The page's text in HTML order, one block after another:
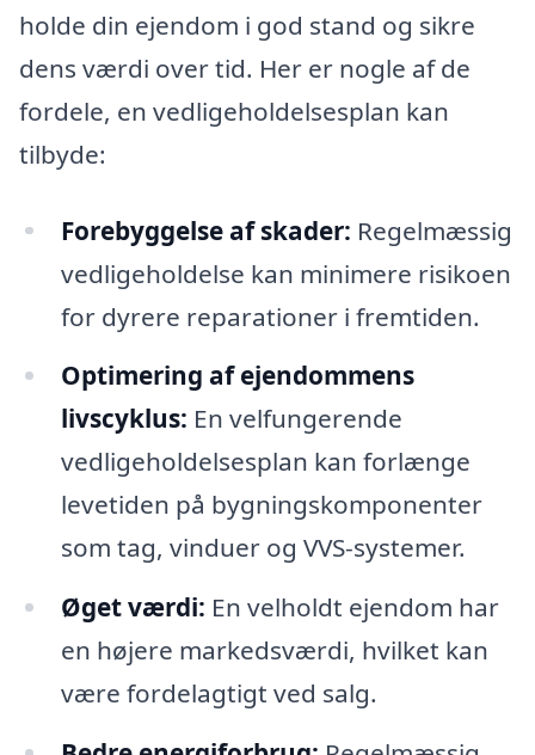
holde din ejendom i god stand og sikre
dens værdi over tid. Her er nogle af de
fordele, en vedligeholdelsesplan kan
tilbyde:
Forebyggelse af skader: Regelmæssig
vedligeholdelse kan minimere risikoen
for dyrere reparationer i fremtiden.
Optimering af ejendommens
livscyklus: En velfungerende
vedligeholdelsesplan kan forlænge
levetiden på bygningskomponenter
som tag, vinduer og VVS-systemer.
Øget værdi: En velholdt ejendom har
en højere markedsværdi, hvilket kan
være fordelagtigt ved salg.